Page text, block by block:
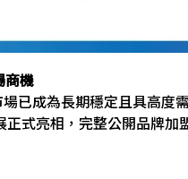
商機
已成為長期穩定且具高度
式亮相，完整公開品牌